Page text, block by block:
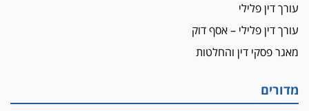
דין ומקרקעין
עורך דין ברמת השרון נחקר בחשד למרמה בעסקת
תובעת משטרתית פוטרה בחשד לעישון סמים
שנחשף בפעילות בלשים בטלגרם
עורך דין פלילי
עורך דין פלילי – אסף דוק
מאגר פסקי דין והחלטות
מדורים